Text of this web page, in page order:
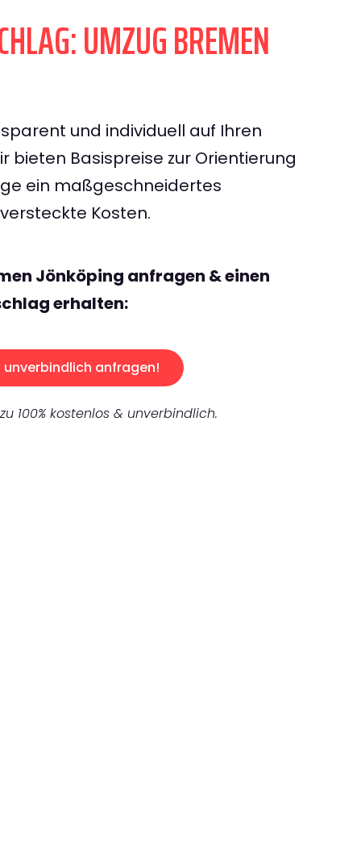
UMZUG BREMEN
und individuell auf Ihren
bieten Basispreise zur Orientierung
ein maßgeschneidertes
Kosten.
Jönköping anfragen & einen
erhalten:
unverbindlich anfragen!
100% kostenlos & unverbindlich.